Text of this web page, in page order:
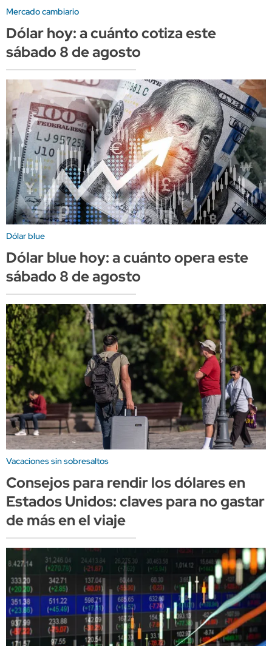
Mercado cambiario
Dólar hoy: a cuánto cotiza este
sábado 8 de agosto
Dólar blue
Dólar blue hoy: a cuánto opera este
sábado 8 de agosto
Vacaciones sin sobresaltos
Consejos para rendir los dólares en
Estados Unidos: claves para no gastar
de más en el viaje